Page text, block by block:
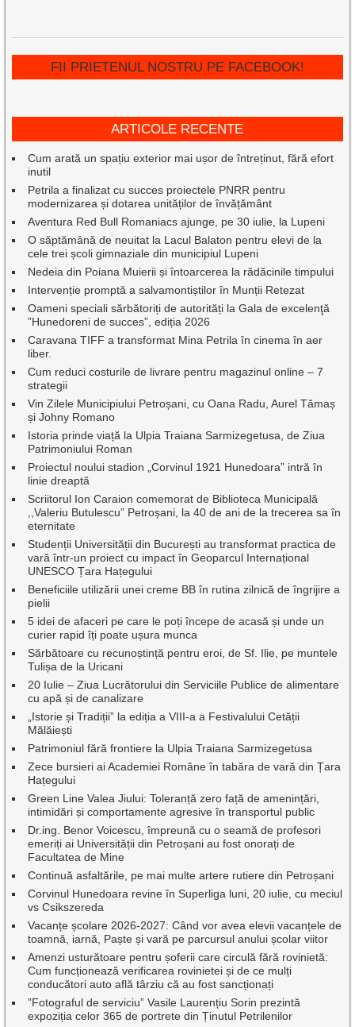
FII PRIETENUL NOSTRU PE FACEBOOK!
ARTICOLE RECENTE
Cum arată un spațiu exterior mai ușor de întreținut, fără efort
inutil
Petrila a finalizat cu succes proiectele PNRR pentru
modernizarea și dotarea unităților de învățământ
Aventura Red Bull Romaniacs ajunge, pe 30 iulie, la Lupeni
O săptămână de neuitat la Lacul Balaton pentru elevi de la
cele trei școli gimnaziale din municipiul Lupeni
Nedeia din Poiana Muierii și întoarcerea la rădăcinile timpului
Intervenție promptă a salvamontiștilor în Munții Retezat
Oameni speciali sărbătoriți de autorități la Gala de excelenţă
”Hunedoreni de succes”, ediția 2026
Caravana TIFF a transformat Mina Petrila în cinema în aer
liber.
Cum reduci costurile de livrare pentru magazinul online – 7
strategii
Vin Zilele Municipiului Petroșani, cu Oana Radu, Aurel Tămaș
și Johny Romano
Istoria prinde viață la Ulpia Traiana Sarmizegetusa, de Ziua
Patrimoniului Roman
Proiectul noului stadion „Corvinul 1921 Hunedoara” intră în
linie dreaptă
Scriitorul Ion Caraion comemorat de Biblioteca Municipală
,,Valeriu Butulescu” Petroșani, la 40 de ani de la trecerea sa în
eternitate
Studenții Universității din București au transformat practica de
vară într-un proiect cu impact în Geoparcul Internațional
UNESCO Țara Hațegului
Beneficiile utilizării unei creme BB în rutina zilnică de îngrijire a
pielii
5 idei de afaceri pe care le poți începe de acasă și unde un
curier rapid îți poate ușura munca
Sărbătoare cu recunoștință pentru eroi, de Sf. Ilie, pe muntele
Tulișa de la Uricani
20 Iulie – Ziua Lucrătorului din Serviciile Publice de alimentare
cu apă și de canalizare
„Istorie și Tradiții” la ediția a VIII-a a Festivalului Cetății
Mălăiești
Patrimoniul fără frontiere la Ulpia Traiana Sarmizegetusa
Zece bursieri ai Academiei Române în tabăra de vară din Țara
Hațegului
Green Line Valea Jiului: Toleranță zero față de amenințări,
intimidări și comportamente agresive în transportul public
Dr.ing. Benor Voicescu, împreună cu o seamă de profesori
emeriți ai Universității din Petroșani au fost onorați de
Facultatea de Mine
Continuă asfaltările, pe mai multe artere rutiere din Petroșani
Corvinul Hunedoara revine în Superliga luni, 20 iulie, cu meciul
vs Csikszereda
Vacanțe școlare 2026-2027: Când vor avea elevii vacanțele de
toamnă, iarnă, Paște și vară pe parcursul anului școlar viitor
Amenzi usturătoare pentru șoferii care circulă fără rovinietă:
Cum funcționează verificarea rovinietei și de ce mulți
conducători auto află târziu că au fost sancționați
”Fotograful de serviciu” Vasile Laurențiu Sorin prezintă
expoziția celor 365 de portrete din Ținutul Petrilenilor